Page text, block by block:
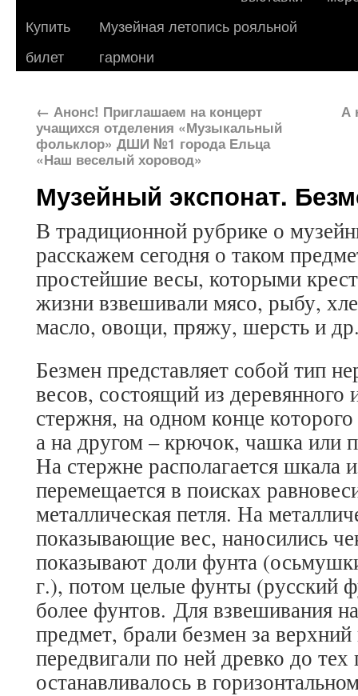
Купить
билет
Музейная летопись рояльной
гармони
← Анонс! Приглашаем на концерт
учащихся отделения «Музыкальный
фольклор» ДШИ №1 города Ельца
«Наш веселый хоровод»
А
Музейный экспонат.
В традиционной рубрике о
расскажем сегодня о таком
простейшие весы, которыми
жизни взвешивали мясо, рыбу,
масло, овощи, пряжу, шерсть и
Безмен представляет собой тип
весов, состоящий из деревянного
стержня, на одном конце
а на другом – крючок, чашка или
На стержне располагается шкала
перемещается в поисках
металлическая петля. На
показывающие вес, наносились
показывают доли фунта
г.), потом целые фунты (русский
более фунтов. Для взвешивания
предмет, брали безмен за
передвигали по ней древко до
останавливалось в